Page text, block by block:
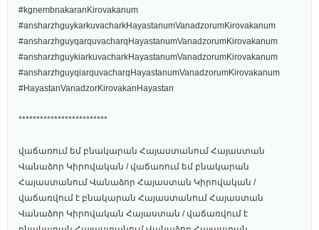
#kgnembnakaranKirovakanum
#ansharzhguykarkuvacharkHayastanumVanadzorumKirovakanum
#ansharzhguyqarquvacharqHayastanumVanadzorumKirovakanum
#ansharzhguykiarkuvacharkHayastanumVanadzorumKirovakanum
#ansharzhguyqiarquvacharqHayastanumVanadzorumKirovakanum
#HayastanVanadzorKirovakanHayastan
*************************
վաճառում եմ բնակարան Հայաստանում Հայաստան
Վանաձոր Կիրովական / վաճառում եմ բնակարան
Հայաստանում Վանաձոր Հայաստան Կիրովական /
վաճառվում է բնակարան Հայաստանում Հայաստան
Վանաձոր Կիրովական Հայաստան / վաճառվում է